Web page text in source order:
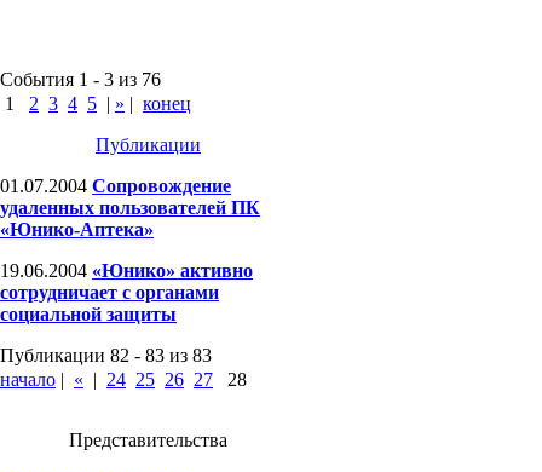
События 1 - 3 из 76
1
2 3 4 5 | » | конец
Публикации
01.07.2004 Сопровождение
удаленных пользователей ПК
«Юнико-Аптека»
19.06.2004 «Юнико» активно
сотрудничает с органами
социальной защиты
Публикации 82 - 83 из 83
начало | « | 24 25 26 27 28
Представительства